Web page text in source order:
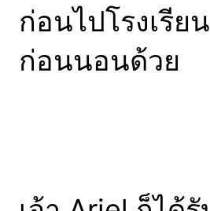
ก่อนไปโรงเรีย
ก่อนนอนด้วย